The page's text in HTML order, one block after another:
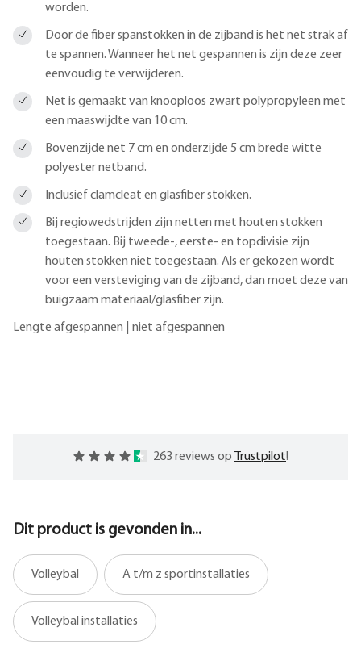
worden.
Door de fiber spanstokken in de zijband is het net strak af
te spannen. Wanneer het net gespannen is zijn deze zeer
eenvoudig te verwijderen.
Net is gemaakt van knooploos zwart polypropyleen met
een maaswijdte van 10 cm.
Bovenzijde net 7 cm en onderzijde 5 cm brede witte
polyester netband.
Inclusief clamcleat en glasfiber stokken.
Bij regiowedstrijden zijn netten met houten stokken
toegestaan. Bij tweede-, eerste- en topdivisie zijn
houten stokken niet toegestaan. Als er gekozen wordt
voor een versteviging van de zijband, dan moet deze van
buigzaam materiaal/glasfiber zijn.
Lengte afgespannen | niet afgespannen
263 reviews op Trustpilot!
Dit product is gevonden in...
Volleybal A t/m z sportinstallaties
Volleybal installaties